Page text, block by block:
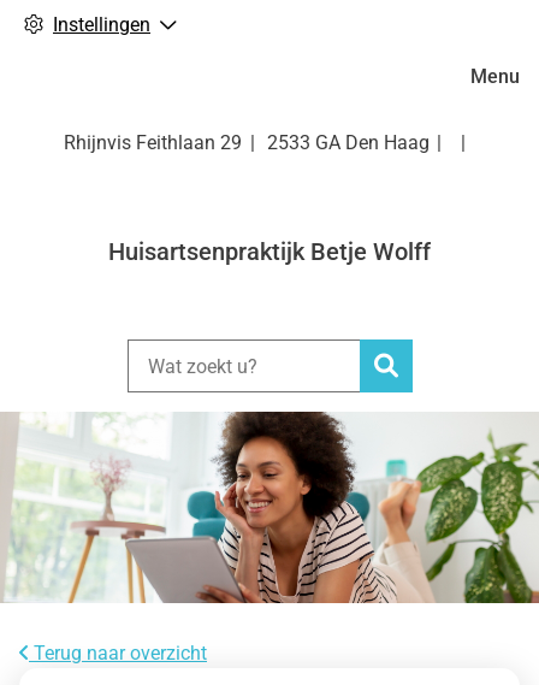
Instellingen
Rhijnvis Feithlaan 29 2533 GA Den Haag
Huisartsenpraktijk Betje Wolff
Zoeken
Menu
Terug naar overzicht